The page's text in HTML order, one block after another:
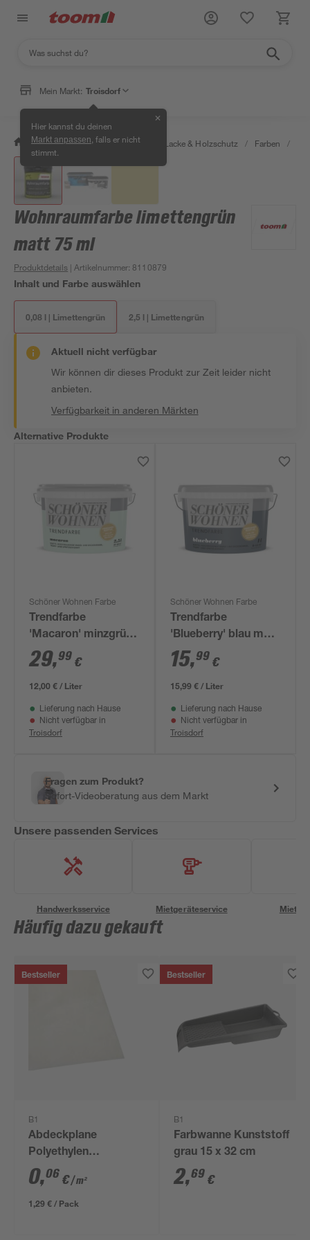
Mein Markt: Troisdorf
Hier kannst du deinen
Markt anpassen , falls er nicht
stimmt.
✕
/ Bauen & Renovieren / Farben, Lacke & Holzschutz / Farben /
Wohnraumfarbe limettengrün
matt 75 ml
Produktdetails | Artikelnummer: 8110879
Inhalt und Farbe auswählen
0,08 l | Limettengrün 2,5 l | Limettengrün
Aktuell nicht verfügbar
Wir können dir dieses Produkt zur Zeit leider nicht
anbieten.
Verfügbarkeit in anderen Märkten
Alternative Produkte
Schöner Wohnen Farbe
Trendfarbe
'Macaron' minzgrün
matt 2,5 l
29,99 €
12,00 € / Liter
Lieferung nach Hause
Nicht verfügbar in
Troisdorf
Schöner Wohnen Farbe
Trendfarbe
'Blueberry' blau matt
1 l
15,99 €
15,99 € / Liter
Lieferung nach Hause
Nicht verfügbar in
Troisdorf
Fragen zum Produkt?
Sofort-Videoberatung aus dem Markt
Unsere passenden Services
Handwerksservice Mietgeräteservice
Häufig dazu gekauft
Bestseller
B1
Abdeckplane
Polyethylen
transparent 4 x 5 m
0,06 €/ m²
1,29 € / Pack
Bestseller
B1
Farbwanne Kunststoff
grau 15 x 32 cm
2,69 €